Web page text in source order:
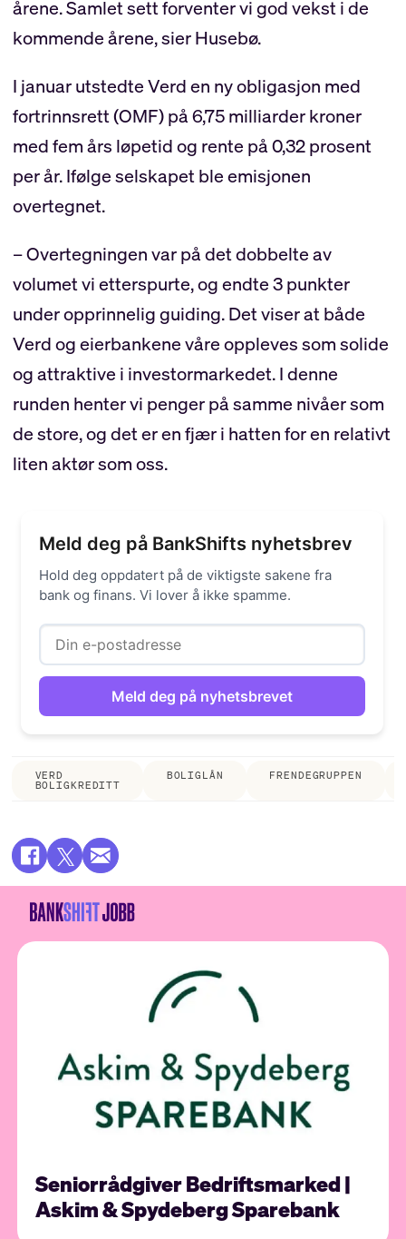
årene. Samlet sett forventer vi god vekst i de
kommende årene, sier Husebø.
I januar utstedte Verd en ny obligasjon med
fortrinnsrett (OMF) på 6,75 milliarder kroner
med fem års løpetid og rente på 0,32 prosent
per år. Ifølge selskapet ble emisjonen
overtegnet.
– Overtegningen var på det dobbelte av
volumet vi etterspurte, og endte 3 punkter
under opprinnelig guiding. Det viser at både
Verd og eierbankene våre oppleves som solide
og attraktive i investormarkedet. I denne
runden henter vi penger på samme nivåer som
de store, og det er en fjær i hatten for en relativt
liten aktør som oss.
Meld deg på BankShifts nyhetsbrev
Hold deg oppdatert på de viktigste sakene fra
bank og finans. Vi lover å ikke spamme.
VERD
BOLIGKREDITT
BOLIGLÅN FRENDEGRUPPEN
Seniorrådgiver Bedriftsmarked |
Askim & Spydeberg Sparebank